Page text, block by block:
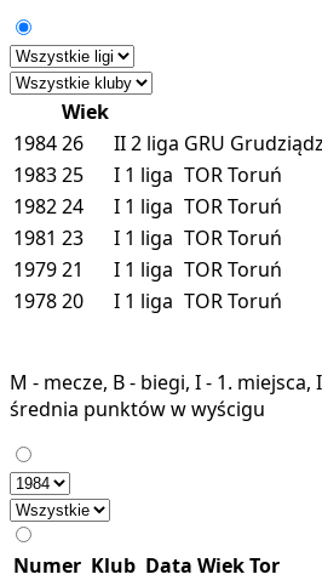
Wiek
198426 II2 liga GRU Grudziądz
198325 I 1 liga TORToruń
198224 I 1 liga TORToruń
1981 23 I 1 liga TORToruń
197921 I 1 liga TORToruń
197820 I 1 liga TORToruń
M - mecze, B - biegi, I - 1.
średnia punktów w wyścigu
Numer Klub Data WiekTor